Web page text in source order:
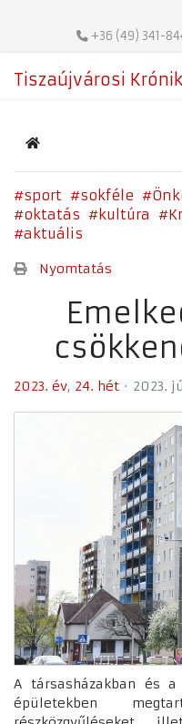
+36 (49) 341-
Tiszaújvárosi
Home
sport sokféle
oktatás
kultúra
aktuális
Nyomtatás
2023. év 24. hét 2023.
A társasházakban és a
épületekben